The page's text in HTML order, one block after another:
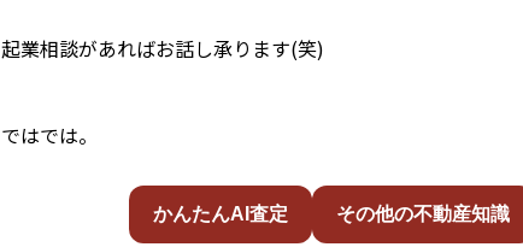
起業相談があればお話し承ります(笑)
ではでは。
かんたんAI査定 その他の不動産知識